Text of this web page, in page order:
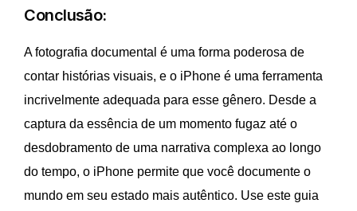
Conclusão:
A fotografia documental é uma forma poderosa de
contar histórias visuais, e o iPhone é uma ferramenta
incrivelmente adequada para esse gênero. Desde a
captura da essência de um momento fugaz até o
desdobramento de uma narrativa complexa ao longo
do tempo, o iPhone permite que você documente o
mundo em seu estado mais autêntico. Use este guia